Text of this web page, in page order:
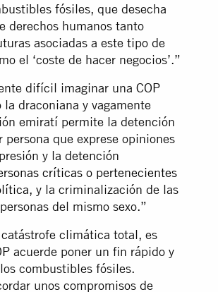
fósiles, que desecha
derechos humanos tanto
asociadas a este tipo de
el ‘coste de hacer negocios’.”
difícil imaginar una COP
draconiana y vagamente
emiratí permite la detención
que exprese opiniones
y la detención
críticas o pertenecientes
, y la criminalización de las
del mismo sexo.”
climática total, es
acuerde poner un fin rápido y
combustibles fósiles.
unos compromisos de